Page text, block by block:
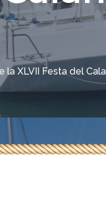
la XLVII Festa del